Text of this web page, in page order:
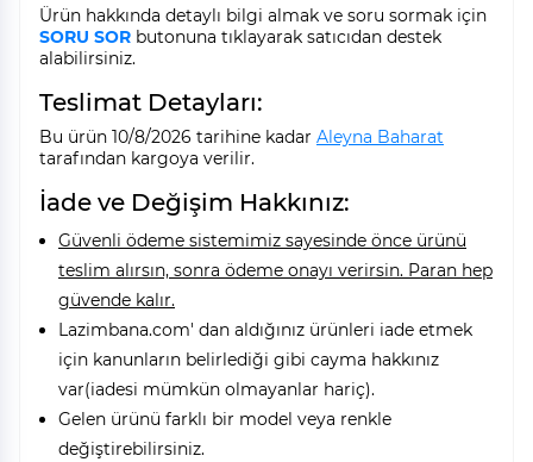
Ürün hakkında detaylı bilgi almak ve soru sormak için
SORU SOR butonuna tıklayarak satıcıdan destek
alabilirsiniz.
Teslimat Detayları:
Bu ürün 10/8/2026 tarihine kadar Aleyna Baharat
tarafından kargoya verilir.
İade ve Değişim Hakkınız:
Güvenli ödeme sistemimiz sayesinde önce ürünü
teslim alırsın, sonra ödeme onayı verirsin. Paran hep
güvende kalır.
Lazimbana.com' dan aldığınız ürünleri iade etmek
için kanunların belirlediği gibi cayma hakkınız
var(iadesi mümkün olmayanlar hariç).
Gelen ürünü farklı bir model veya renkle
değiştirebilirsiniz.